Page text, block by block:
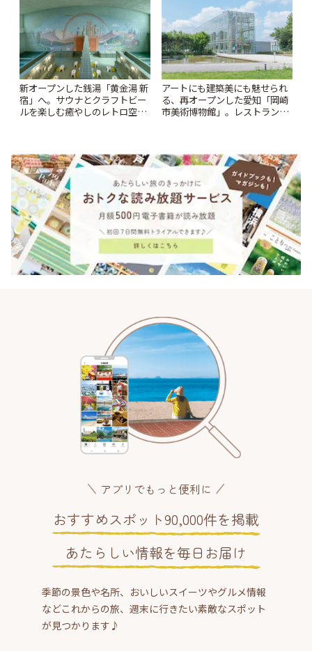
新オープンした銭湯「黄金湯 新
宿」へ。サウナとクラフトビー
ルを楽しむ癒やしのレトロ空間
アートにも建築美にも魅せられ
る、再オープンした愛知「岡崎
市美術博物館」。レストランや
アプリでもっと便利に
おすすめスポット90,000件を掲載
あたらしい情報を毎日お届け
季節の景色や名所、おいしいスイーツやグルメ情報
などこれからの旅、週末に行きたい素敵なスポット
が見つかります♪